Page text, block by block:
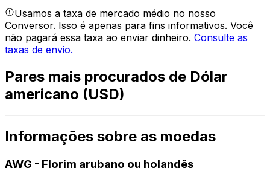
Usamos a taxa de mercado médio no nosso
Conversor. Isso é apenas para fins informativos. Você
não pagará essa taxa ao enviar dinheiro. Consulte as
taxas de envio.
Pares mais procurados de Dólar
americano (USD)
Informações sobre as moedas
AWG - Florim arubano ou holandês